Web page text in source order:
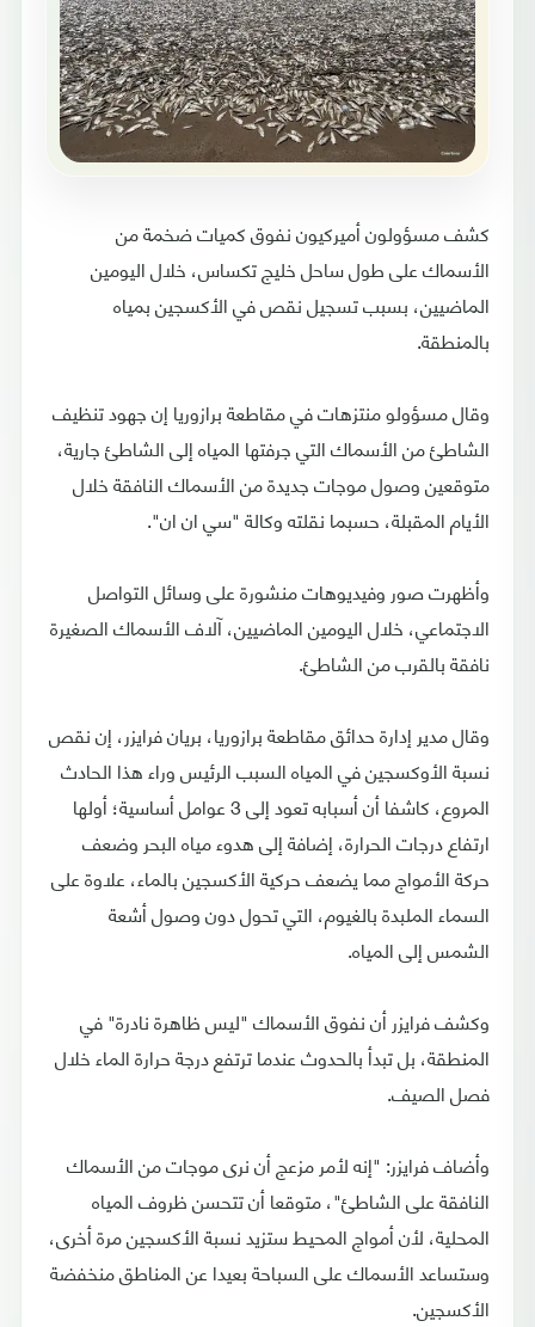
كشف مسؤولون أميركيون نفوق كميات ضخمة من
الأسماك على طول ساحل خليج تكساس، خلال اليومين
الماضيين، بسبب تسجيل نقص في الأكسجين بمياه
بالمنطقة.
وقال مسؤولو منتزهات في مقاطعة برازوريا إن جهود تنظيف
الشاطئ من الأسماك التي جرفتها المياه إلى الشاطئ جارية،
متوقعين وصول موجات جديدة من الأسماك النافقة خلال
الأيام المقبلة، حسبما نقلته وكالة "سي ان ان".
وأظهرت صور وفيديوهات منشورة على وسائل التواصل
الاجتماعي، خلال اليومين الماضيين، آلاف الأسماك الصغيرة
نافقة بالقرب من الشاطئ.
وقال مدير إدارة حدائق مقاطعة برازوريا، بريان فرايزر، إن نقص
نسبة الأوكسجين في المياه السبب الرئيس وراء هذا الحادث
المروع، كاشفا أن أسبابه تعود إلى 3 عوامل أساسية؛ أولها
ارتفاع درجات الحرارة، إضافة إلى هدوء مياه البحر وضعف
حركة الأمواج مما يضعف حركية الأكسجين بالماء، علاوة على
السماء الملبدة بالغيوم، التي تحول دون وصول أشعة
الشمس إلى المياه.
وكشف فرايزر أن نفوق الأسماك "ليس ظاهرة نادرة" في
المنطقة، بل تبدأ بالحدوث عندما ترتفع درجة حرارة الماء خلال
فصل الصيف.
وأضاف فرايزر: "إنه لأمر مزعج أن نرى موجات من الأسماك
النافقة على الشاطئ"، متوقعا أن تتحسن ظروف المياه
المحلية، لأن أمواج المحيط ستزيد نسبة الأكسجين مرة أخرى،
وستساعد الأسماك على السباحة بعيدا عن المناطق منخفضة
الأكسجين.